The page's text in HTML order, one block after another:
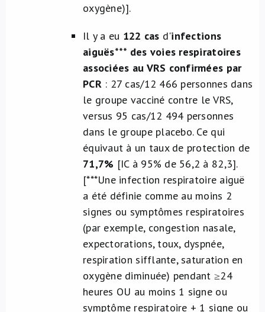
oxygène)].
Il y a eu 122 cas d'infections
aiguës*** des voies respiratoires
associées au VRS confirmées par
PCR : 27 cas/12 466 personnes dans
le groupe vacciné contre le VRS,
versus 95 cas/12 494 personnes
dans le groupe placebo. Ce qui
équivaut à un taux de protection de
71,7% [IC à 95% de 56,2 à 82,3].
[***Une infection respiratoire aiguë
a été définie comme au moins 2
signes ou symptômes respiratoires
(par exemple, congestion nasale,
expectorations, toux, dyspnée,
respiration sifflante, saturation en
oxygène diminuée) pendant ≥24
heures OU au moins 1 signe ou
symptôme respiratoire + 1 signe ou